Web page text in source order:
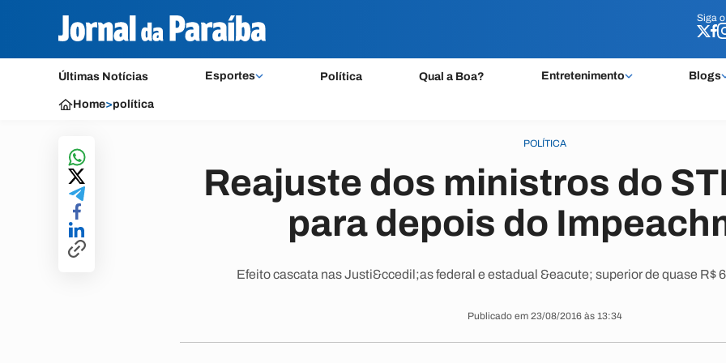
Siga o
Últimas Notícias Esportes Política Qual a Boa? Entretenimento Blogs
Siga o
Home>política
POLÍTICA
Reajuste dos ministros do
para depois do
Efeito cascata nas Justi&ccedil;as federal e estadual &eacute; superior de quase R$
Publicado em 23/08/2016 às 13:34